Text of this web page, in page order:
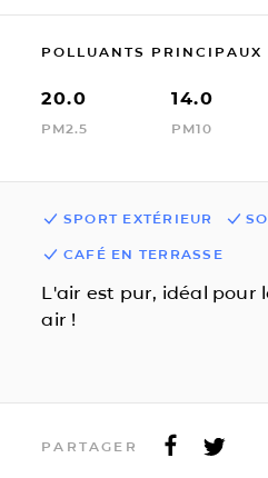
POLLUANTS PRINCIPAUX
20.0
PM2.5
14.0
PM10
SPORT EXTÉRIEUR
CAFÉ EN TERRASSE
L'air est pur, idéal pour
air !
PARTAGER